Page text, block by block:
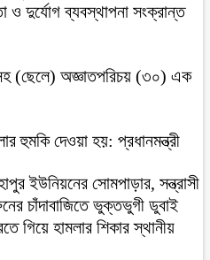
দুর্যোগ ব্যবস্থাপনা সংক্রান্ত
(ছেলে) অজ্ঞাতপরিচয় (৩০) এক
হুমকি দেওয়া হয়: প্রধানমন্ত্রী
ইউনিয়নের সোমপাড়ার, সন্ত্রাসী
চাঁদাবাজিতে ভুক্তভুগী ডুবাই
গিয়ে হামলার শিকার স্থানীয়